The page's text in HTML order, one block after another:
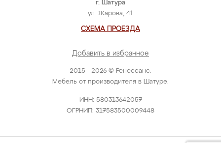
2015 - 2026 © Ренессанс.
Мебель от производителя в Шатуре.
ИНН: 580313642057
ОГРНИП: 317583500009448
г. Шатура
ул. Жарова, 41
СХЕМА ПРОЕЗДА
Добавить в избранное